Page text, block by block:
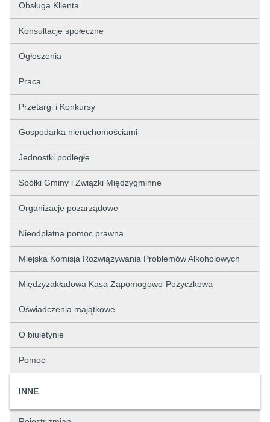
Obsługa Klienta
Konsultacje społeczne
Ogłoszenia
Praca
Przetargi i Konkursy
Gospodarka nieruchomościami
Jednostki podległe
Spółki Gminy i Związki Międzygminne
Organizacje pozarządowe
Nieodpłatna pomoc prawna
Miejska Komisja Rozwiązywania Problemów Alkoholowych
Międzyzakładowa Kasa Zapomogowo-Pożyczkowa
Oświadczenia majątkowe
O biuletynie
Pomoc
INNE